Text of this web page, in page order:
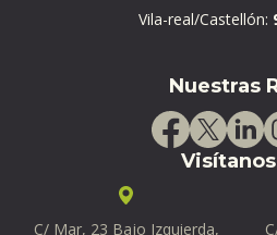
Vila-real/Castellón:
Nuestras
C/ Mar, 23 Bajo Izquierda,